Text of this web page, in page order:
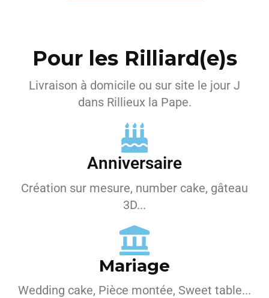
Pour les Rilliard(e)s
Livraison à domicile ou sur site le jour J
dans Rillieux la Pape.
Anniversaire
Création sur mesure, number cake, gâteau
3D...
Mariage
Wedding cake, Pièce montée, Sweet table...